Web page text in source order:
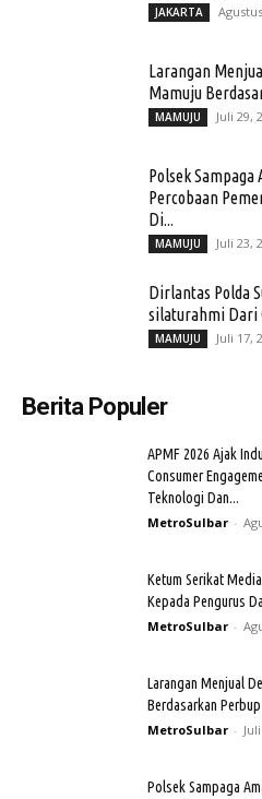
JAKARTA
Larangan
Mamuju
MAMUJU Juli 29,
Polsek
Percobaan
Di...
MAMUJU Juli 23,
Dirlantas Polda
silaturahmi Dari
MAMUJU Juli 17,
Berita Populer
APMF 2026 Ajak
Consumer
Teknologi Dan...
MetroSulbar -
Ketum Serikat
Kepada Pengurus
MetroSulbar -
Larangan Menjual
Berdasarkan Perbup
MetroSulbar -
Polsek Sampaga